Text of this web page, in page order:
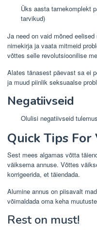
Üks aasta tarnekomplekt
tarvikud)
Ja need on vaid mõned
nimekirja ja vaata mitmeid
võttes selle revolutsioonilise
Alates tänasest päevast sa ei
ja muud piinlik seksuaalse
Negatiivseid
Olulisi negatiivseid
Quick Tips
Sest mees algamas võtta
väiksema annuse. Võttes
korrigeerida, et täiendada.
Alumine annus on piisavalt
võimaldada oma keha
Rest on must!